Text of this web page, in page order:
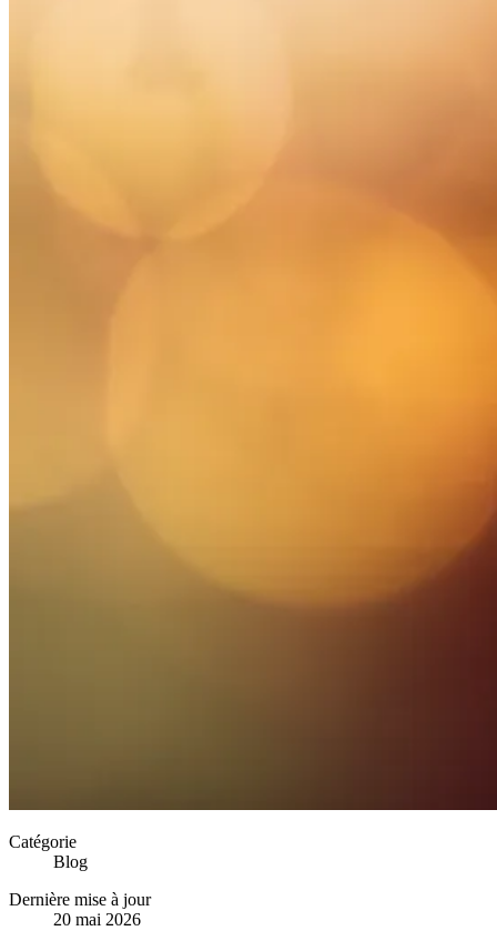
Catégorie
Blog
Dernière mise à jour
20 mai 2026